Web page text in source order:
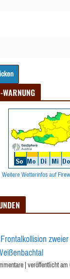
Weitere Wetterinfos auf
|veröffentlicht am